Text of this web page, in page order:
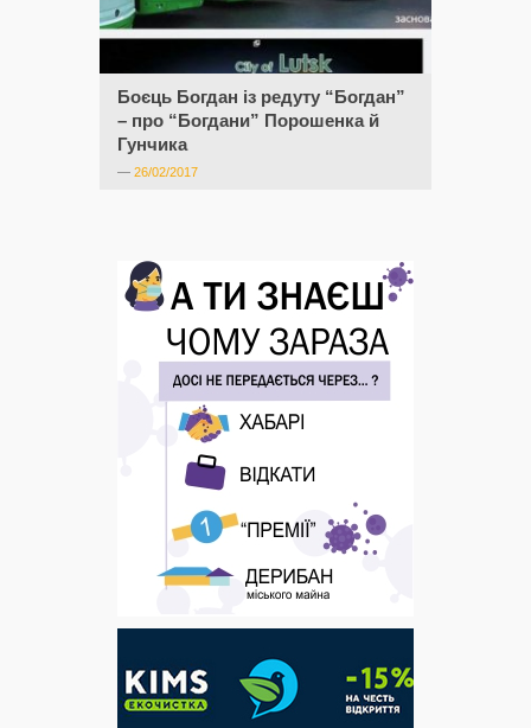
Боєць Богдан із редуту “Богдан”
– про “Богдани” Порошенка й
Гунчика
— 26/02/2017